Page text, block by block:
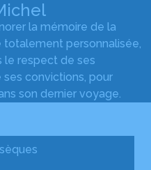
la mémoire de la
personnalisée,
le respect de ses
convictions, pour
son dernier voyage.